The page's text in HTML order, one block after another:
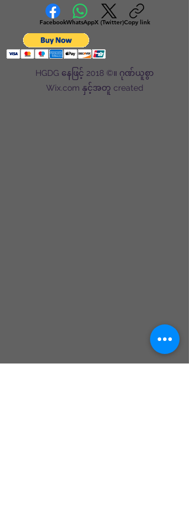
FacebookWhatsAppX (Twitter)Copy link
HGDG နေဖြင့် 2018 ©။ ဂုဏ်ယူစွာ
Wix.com နှင့်အတူ created